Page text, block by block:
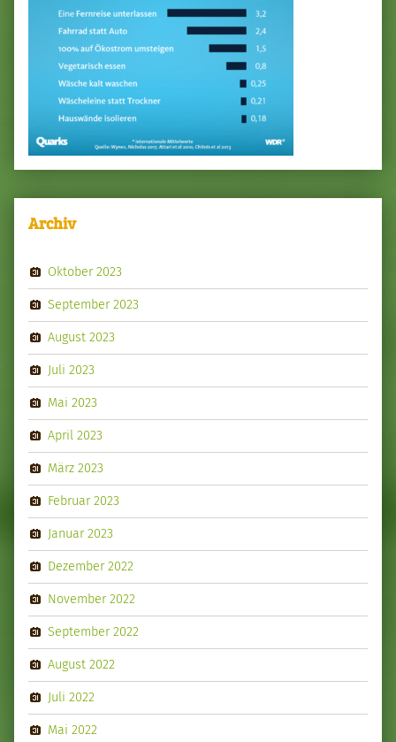
Archiv
Oktober 2023
September 2023
August 2023
Juli 2023
Mai 2023
April 2023
März 2023
Februar 2023
Januar 2023
Dezember 2022
November 2022
September 2022
August 2022
Juli 2022
Mai 2022